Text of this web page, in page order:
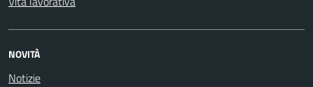
NOVITÀ
Notizie